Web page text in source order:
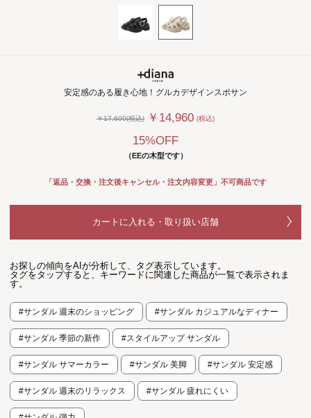
安定感のある履き心地！グルカデザインスポサン
￥17,600(税込) ￥14,960 (税込)
15%OFF
（EEの木型です）
「返品・交換・注文後キャンセル・注文内容変更」不可商品です
カートに入れる・取り扱い店舗
お探しの傾向をAIが分析して、タグ表示しています。
タグをタップすると、キーワードに関連した商品が一覧で表示されま
す。
#サンダル 週末のショッピング #サンダル カジュアルなディナー
#サンダル 季節の新作 #スタイルアップ サンダル
#サンダル サマーカラー #サンダル 美脚 #サンダル 安定感
#サンダル 週末のリラックス #サンダル 疲れにくい